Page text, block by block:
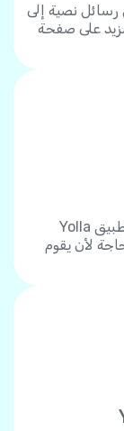
رسائل نصية إلى
على صفحة
هل تحتاج للاتصال بجوال أو هاتف أرضي؟ تطبيق Yolla
لأن يقوم